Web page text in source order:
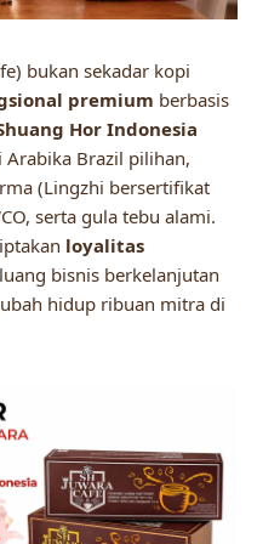
bukan sekadar kopi
premium berbasis
Hor Indonesia
Brazil pilihan,
(Lingzhi bersertifikat
serta gula tebu alami.
loyalitas
bisnis berkelanjutan
hidup ribuan mitra di